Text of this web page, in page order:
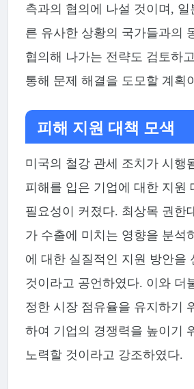
측과의 협의에 나설 것이며, 일
른 유사한 상황의 국가들과의
협의해 나가는 전략도 검토하
통해 문제 해결을 도모할 계획
피해 지원 대책 모색
미국의 철강 관세 조치가 시행
피해를 입은 기업에 대한 지원
필요성이 커졌다. 최상목 권한
가 수출에 미치는 영향을 분석
에 대한 실질적인 지원 방안을
것이라고 공언하였다. 이와 더
정한 시장 점유율을 유지하기
하여 기업의 경쟁력을 높이기
노력할 것이라고 강조하였다.